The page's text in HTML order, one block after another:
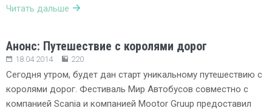
Читать дальше
Анонс: Путешествие с королями дорог
18.04.2014 220
Сегодня утром, будет дан старт уникальному путешествию с
королями дорог. Фестиваль Мир Автобусов совместно с
компанией Scania и компанией Mootor Gruup предоставил